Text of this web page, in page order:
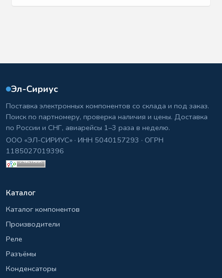
Эл-Сириус
Поставка электронных компонентов со склада и под заказ.
Поиск по партномеру, проверка наличия и цены. Доставка
по России и СНГ, авиарейсы 1–3 раза в неделю.
ООО «ЭЛ-СИРИУС» · ИНН 5040157293 · ОГРН
1185027019396
Каталог
Каталог компонентов
Производители
Реле
Разъёмы
Конденсаторы